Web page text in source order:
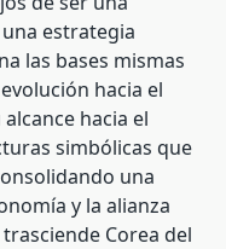
estrategia
las bases mismas
hacia el
hacia el
simbólicas que
una
y la alianza
Corea del